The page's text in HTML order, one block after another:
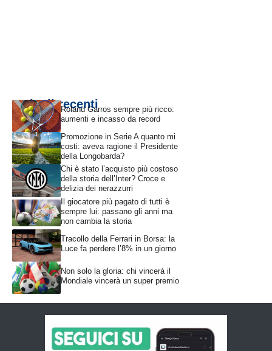
Articoli recentiRoland Garros sempre più ricco:
aumenti e incasso da record
Promozione in Serie A quanto mi
costi: aveva ragione il Presidente
della Longobarda?
Chi è stato l’acquisto più costoso
della storia dell’Inter? Croce e
delizia dei nerazzurri
Il giocatore più pagato di tutti è
sempre lui: passano gli anni ma
non cambia la storia
Tracollo della Ferrari in Borsa: la
Luce fa perdere l’8% in un giorno
Non solo la gloria: chi vincerà il
Mondiale vincerà un super premio